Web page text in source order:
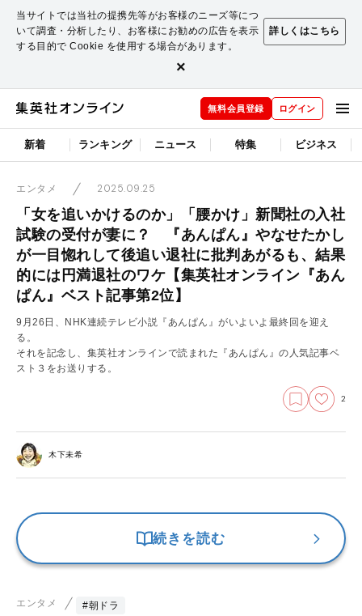
当サイトでは当社の提携先等がお客様のニーズ等につ
いて調査・分析したり、お客様にお勧めの広告を表示
する目的で Cookie を使用する場合があります。
詳しくはこちら
×
無料会員登録 ログイン
新着 ランキング ニュース 特集 ビジネス
エンタメ 2025.09.25
「女を追いかけるのか」「腰かけ」新聞社の入社
試験の受付が妻に？ 『あんぱん』やなせたかし
が一目惚れして後追い退社に批判あがるも、結果
的には円満退社のワケ【集英社オンライン『あん
ぱん』ベスト記事第2位】
9月26日、NHK連続テレビ小説『あんぱん』がいよいよ最終回を迎え
る。
それを記念し、集英社オンラインで読まれた『あんぱん』の人気記事ベ
スト３をお送りする。
2
木下未希
続きを読む
エンタメ #朝ドラ